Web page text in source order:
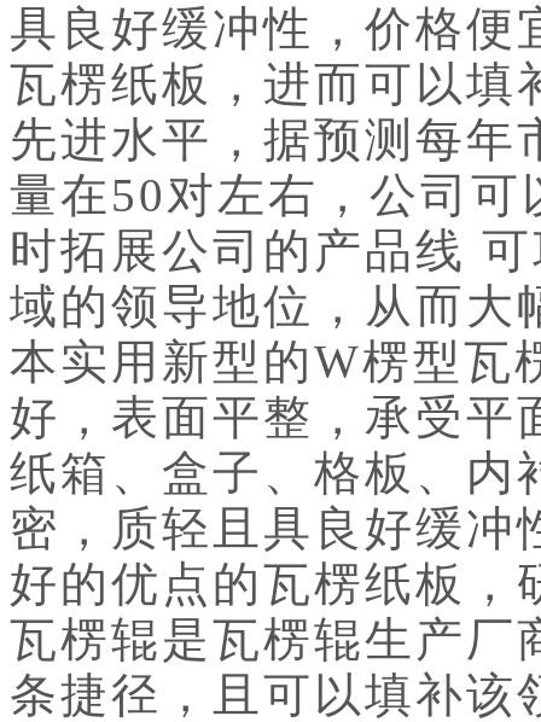
具良好缓冲性，价格便
瓦楞纸板，进而可以填
先进水平，据预测每年
量在50对左右，公司
时拓展公司的产品线
域的领导地位，从而大
本实用新型的W楞型瓦
好，表面平整，承受平
纸箱、盒子、格板、内
密，质轻且具良好缓冲
好的优点的瓦楞纸板，
瓦楞辊是瓦楞辊生产厂
条捷径，且可以填补该